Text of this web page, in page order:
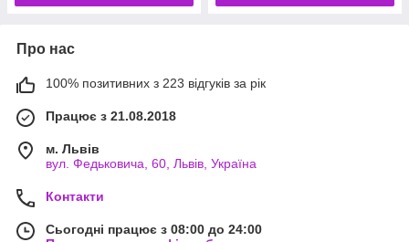
Про нас
100% позитивних з 223 відгуків за рік
Працює з 21.08.2018
м. Львів
вул. Федьковича, 60, Львів, Україна
Контакти
Сьогодні працює з 08:00 до 24:00